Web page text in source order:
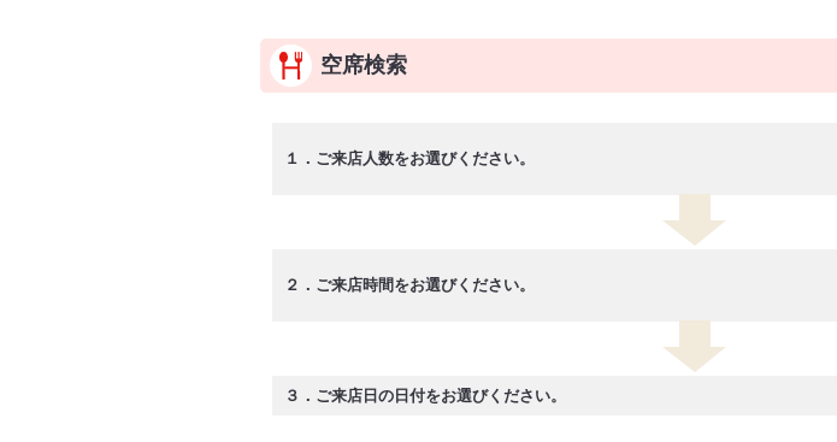
空席検索
１．ご来店人数をお選びください。
２．ご来店時間をお選びください。
３．ご来店日の日付をお選びください。